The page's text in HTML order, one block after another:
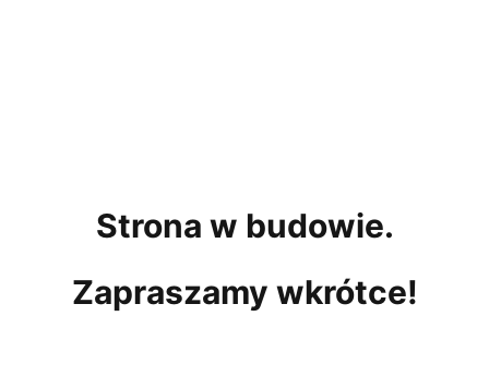
Strona w budowie.
Zapraszamy wkrótce!